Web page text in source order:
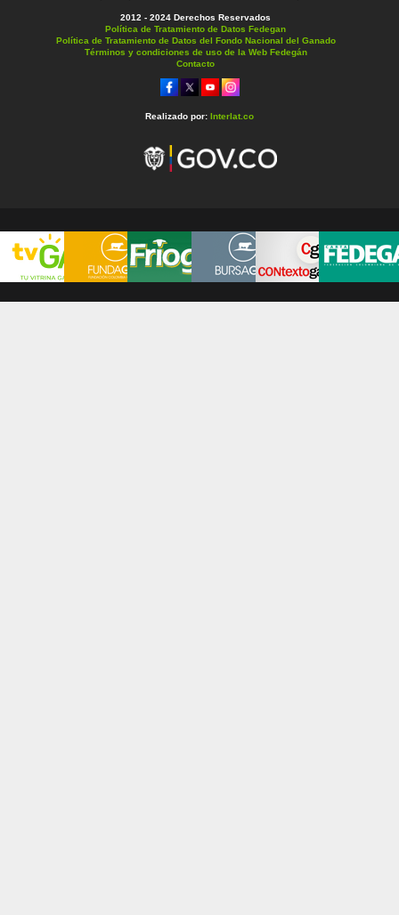
2012 - 2024 Derechos Reservados
Política de Tratamiento de Datos Fedegan
Política de Tratamiento de Datos del Fondo Nacional del Ganado
Términos y condiciones de uso de la Web Fedegán
Contacto
Realizado por: Interlat.co